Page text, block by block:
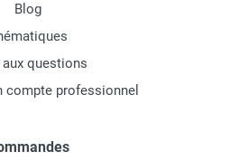
Blog
aux questions
compte professionnel